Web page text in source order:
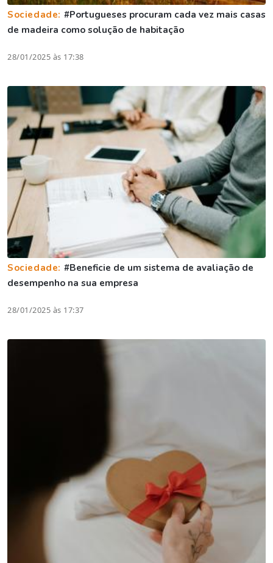
Sociedade: #Portugueses procuram cada vez mais casas
de madeira como solução de habitação
28/01/2025 às 17:38
Sociedade: #Beneficie de um sistema de avaliação de
desempenho na sua empresa
28/01/2025 às 17:37